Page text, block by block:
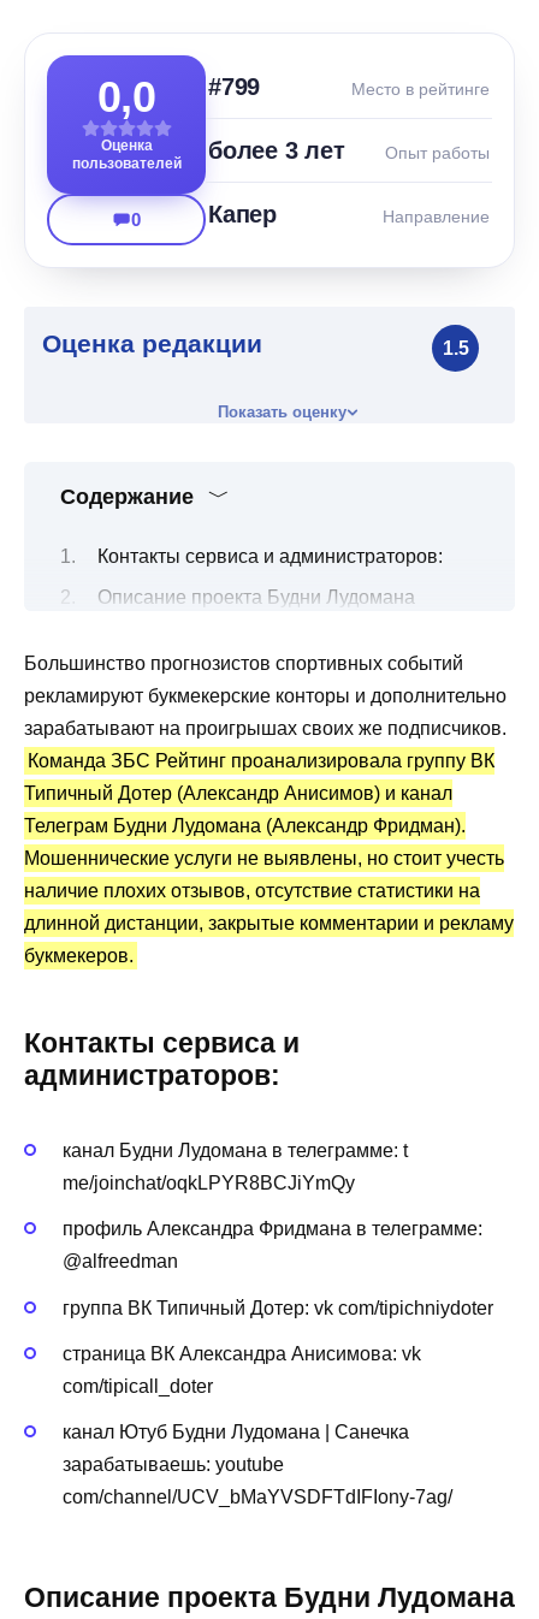
0,0
Оценка
пользователей
0
#799 Место в рейтинге
более 3 лет Опыт работы
Капер Направление
Оценка редакции 1.5
Показать оценку
Содержание
Контакты сервиса и администраторов:
Описание проекта Будни Лудомана
Все о бесплатных ставках от каппера
Канал Telegram Будни Лудомана:
статистика и отзывы
Преимущества и недостатки
Большинство прогнозистов спортивных событий
рекламируют букмекерские конторы и дополнительно
зарабатывают на проигрышах своих же подписчиков.
Команда ЗБС Рейтинг проанализировала группу ВК
Типичный Дотер (Александр Анисимов) и канал
Телеграм Будни Лудомана (Александр Фридман).
Мошеннические услуги не выявлены, но стоит учесть
наличие плохих отзывов, отсутствие статистики на
длинной дистанции, закрытые комментарии и рекламу
букмекеров.
Контакты сервиса и
администраторов:
канал Будни Лудомана в телеграмме: t
me/joinchat/oqkLPYR8BCJiYmQy
профиль Александра Фридмана в телеграмме:
@alfreedman
группа ВК Типичный Дотер: vk com/tipichniydoter
страница ВК Александра Анисимова: vk
com/tipicall_doter
канал Ютуб Будни Лудомана | Санечка
зарабатываешь: youtube
com/channel/UCV_bMaYVSDFTdIFIony-7ag/
Описание проекта Будни Лудомана